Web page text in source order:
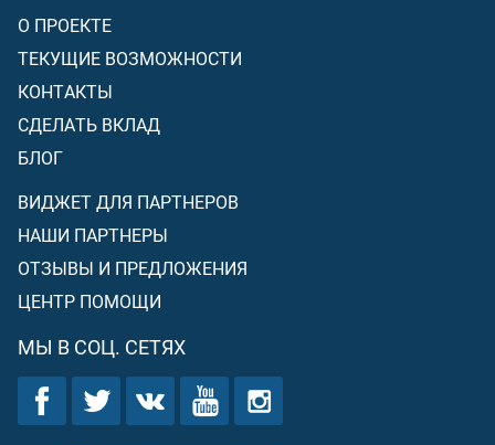
О ПРОЕКТЕ
ТЕКУЩИЕ ВОЗМОЖНОСТИ
КОНТАКТЫ
СДЕЛАТЬ ВКЛАД
БЛОГ
ВИДЖЕТ ДЛЯ ПАРТНЕРОВ
НАШИ ПАРТНЕРЫ
ОТЗЫВЫ И ПРЕДЛОЖЕНИЯ
ЦЕНТР ПОМОЩИ
МЫ В СОЦ. СЕТЯХ